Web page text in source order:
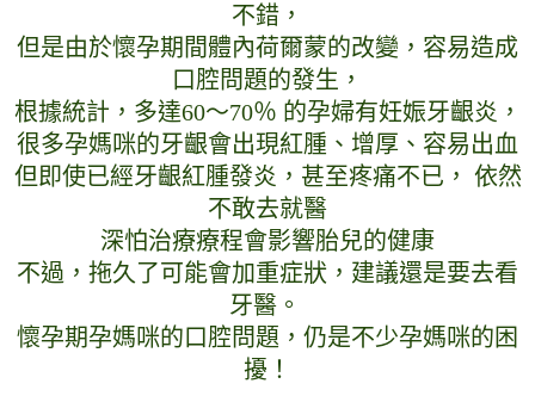
不錯，
但是由於懷孕期間體內荷爾蒙的改變，容易造成
口腔問題的發生，
根據統計，多達60～70％ 的孕婦有妊娠牙齦炎，
很多孕媽咪的牙齦會出現紅腫、增厚、容易出血
但即使已經牙齦紅腫發炎，甚至疼痛不已， 依然
不敢去就醫
深怕治療療程會影響胎兒的健康
不過，拖久了可能會加重症狀，建議還是要去看
牙醫。
懷孕期孕媽咪的口腔問題，仍是不少孕媽咪的困
擾！